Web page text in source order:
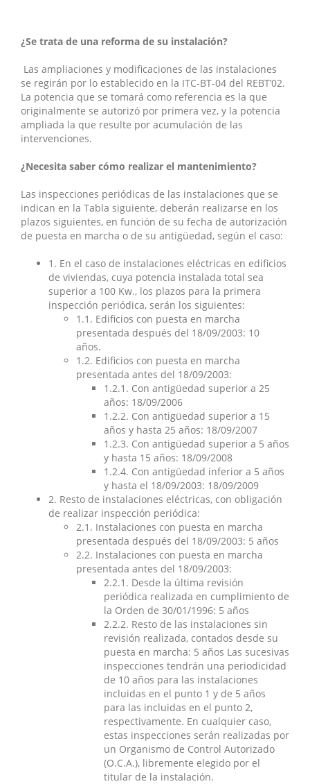
¿Se trata de una reforma de su instalación?
Las ampliaciones y modificaciones de las instalaciones
se regirán por lo establecido en la ITC-BT-04 del REBT’02.
La potencia que se tomará como referencia es la que
originalmente se autorizó por primera vez, y la potencia
ampliada la que resulte por acumulación de las
intervenciones.
¿Necesita saber cómo realizar el mantenimiento?
Las inspecciones periódicas de las instalaciones que se
indican en la Tabla siguiente, deberán realizarse en los
plazos siguientes, en función de su fecha de autorización
de puesta en marcha o de su antigüedad, según el caso:
1. En el caso de instalaciones eléctricas en edificios
de viviendas, cuya potencia instalada total sea
superior a 100 Kw., los plazos para la primera
inspección periódica, serán los siguientes:
1.1. Edificios con puesta en marcha
presentada después del 18/09/2003: 10
años.
1.2. Edificios con puesta en marcha
presentada antes del 18/09/2003:
1.2.1. Con antigüedad superior a 25
años: 18/09/2006
1.2.2. Con antigüedad superior a 15
años y hasta 25 años: 18/09/2007
1.2.3. Con antigüedad superior a 5 años
y hasta 15 años: 18/09/2008
1.2.4. Con antigüedad inferior a 5 años
y hasta el 18/09/2003: 18/09/2009
2. Resto de instalaciones eléctricas, con obligación
de realizar inspección periódica:
2.1. Instalaciones con puesta en marcha
presentada después del 18/09/2003: 5 años
2.2. Instalaciones con puesta en marcha
presentada antes del 18/09/2003:
2.2.1. Desde la última revisión
periódica realizada en cumplimiento de
la Orden de 30/01/1996: 5 años
2.2.2. Resto de las instalaciones sin
revisión realizada, contados desde su
puesta en marcha: 5 años Las sucesivas
inspecciones tendrán una periodicidad
de 10 años para las instalaciones
incluidas en el punto 1 y de 5 años
para las incluidas en el punto 2,
respectivamente. En cualquier caso,
estas inspecciones serán realizadas por
un Organismo de Control Autorizado
(O.C.A.), libremente elegido por el
titular de la instalación.